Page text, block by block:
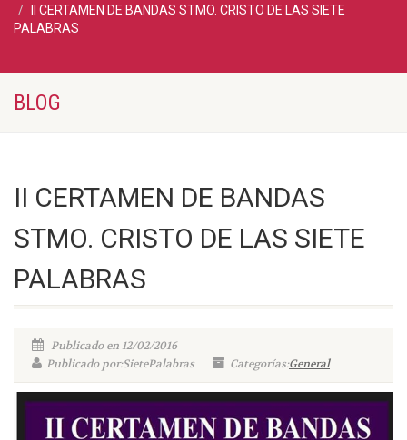
II CERTAMEN DE BANDAS STMO. CRISTO DE LAS SIETE
PALABRAS
BLOG
II CERTAMEN DE BANDAS
STMO. CRISTO DE LAS SIETE
PALABRAS
Publicado en 12/02/2016
Publicado por:SietePalabras
Categorías:General